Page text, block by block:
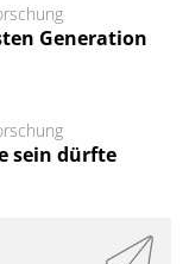
Generation
sein dürfte